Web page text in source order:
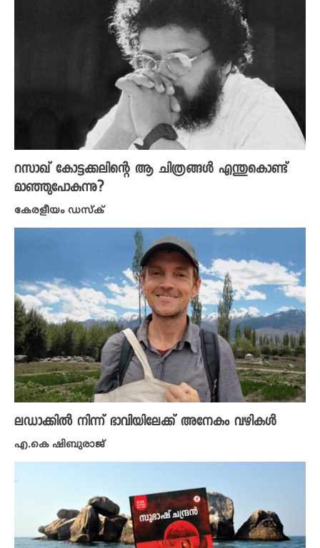
റസാഖ് കോട്ടക്കലിന്റെ ആ ചിത്രങ്ങൾ എന്തുകൊണ്ട്
മാഞ്ഞുപോകുന്നു?
കേരളീയം ഡസ്ക്
ലഡാക്കിൽ നിന്ന് ഭാവിയിലേക്ക് അനേകം വഴികൾ
എ.കെ ഷിബുരാജ്